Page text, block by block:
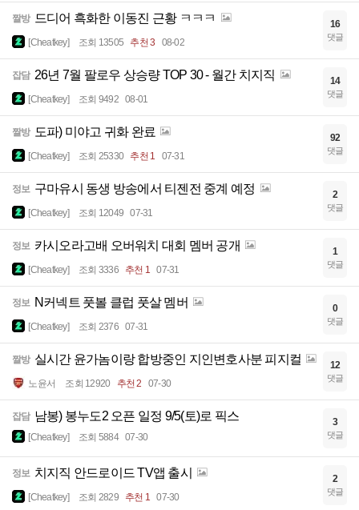
짤방 드디어 흑화한 이동진 근황 ㅋㅋㅋ
[Cheatkey] 조회 13505 추천 3 08-02
16
댓글
잡담 26년 7월 팔로우 상승량 TOP 30 - 월간 치지직
[Cheatkey] 조회 9492 08-01
14
댓글
짤방 도파) 미야고 귀화 완료
[Cheatkey] 조회 25330 추천 1 07-31
92
댓글
정보 구마유시 동생 방송에서 티젠전 중계 예정
[Cheatkey] 조회 12049 07-31
2
댓글
정보 카시오라고배 오버워치 대회 멤버 공개
[Cheatkey] 조회 3336 추천 1 07-31
1
댓글
정보 N커넥트 풋볼 클럽 풋살 멤버
[Cheatkey] 조회 2376 07-31
0
댓글
짤방 실시간 윤가놈이랑 합방중인 지인변호사분 피지컬
노윤서 조회 12920 추천 2 07-30
12
댓글
잡담 남봉) 봉누도2 오픈 일정 9/5(토)로 픽스
[Cheatkey] 조회 5884 07-30
3
댓글
정보 치지직 안드로이드 TV앱 출시
[Cheatkey] 조회 2829 추천 1 07-30
2
댓글